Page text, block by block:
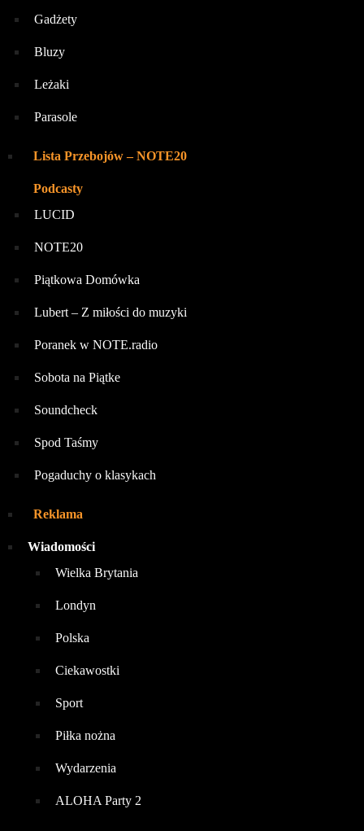
Gadżety
Bluzy
Leżaki
Parasole
Lista Przebojów – NOTE20
Podcasty
LUCID
NOTE20
Piątkowa Domówka
Lubert – Z miłości do muzyki
Poranek w NOTE.radio
Sobota na Piątke
Soundcheck
Spod Taśmy
Pogaduchy o klasykach
Reklama
Wiadomości
Wielka Brytania
Londyn
Polska
Ciekawostki
Sport
Piłka nożna
Wydarzenia
ALOHA Party 2